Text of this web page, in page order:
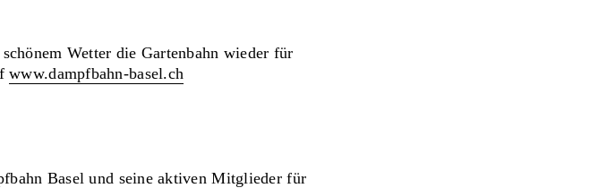
Wetter die Gartenbahn wieder für
www.dampfbahn-basel.ch
Basel und seine aktiven Mitglieder für